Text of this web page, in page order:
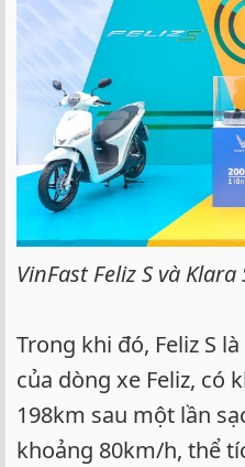
VinFast Feliz S và Klara
Trong khi đó, Feliz S
của dòng xe Feliz, có
198km sau một lần
khoảng 80km/h, thể